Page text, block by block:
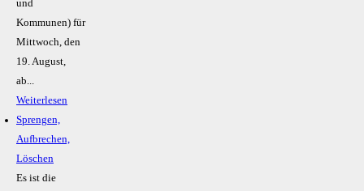
und
Kommunen) für
Mittwoch, den
19. August,
ab...
Weiterlesen
Sprengen,
Aufbrechen,
Löschen
Es ist die